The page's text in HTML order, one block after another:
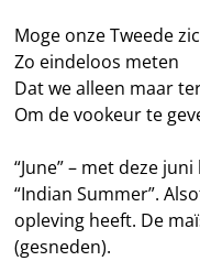
Moge onze Tweede
Zo eindeloos meten
Dat we alleen maar
Om de vookeur te
“June” – met deze
“Indian Summer”.
opleving heeft. De
(gesneden).